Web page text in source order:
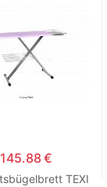
145.88 €
TEXI